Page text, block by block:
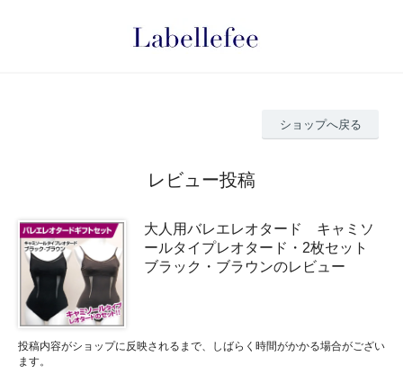
ショップへ戻る
レビュー投稿
大人用バレエレオタード キャミソ
ールタイプレオタード・2枚セット
ブラック・ブラウンのレビュー
投稿内容がショップに反映されるまで、しばらく時間がかかる場合がござい
ます。